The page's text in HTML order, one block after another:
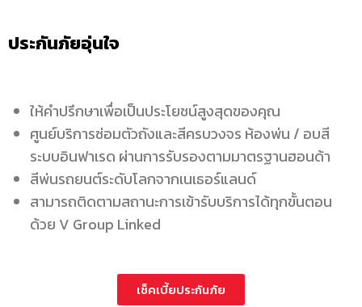
ประกันภัยอุ่นใจ
ให้คำปรึกษาเพื่อเป็นประโยชน์สูงสุดของคุณ
ศูนย์บริการซ่อมตัวถังและสีครบวงจร ห้องพ่น / อบสี
ระบบอินฟาเรด ผ่านการรับรองตามมาตรฐานฮอนด้า
สีพ่นรถยนต์ระดับโลกจากเนเธอร์แลนด์
สามารถติดตามสถานะการเข้ารับบริการได้ทุกขั้นตอน
ด้วย V Group Linked
เช็คเบี้ยประกันภัย